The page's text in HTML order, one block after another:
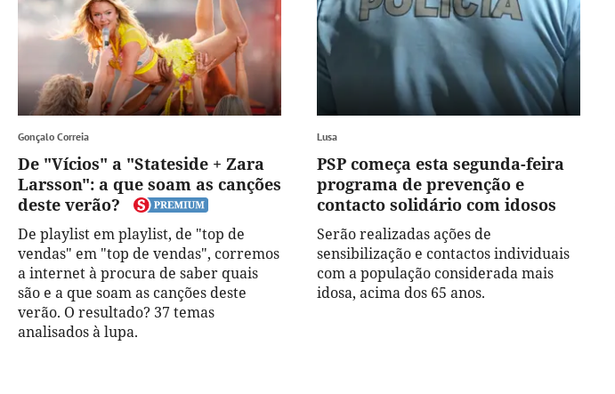
Gonçalo Correia
De "Vícios" a "Stateside + Zara
Larsson": a que soam as canções
deste verão?
De playlist em playlist, de "top de
vendas" em "top de vendas", corremos
a internet à procura de saber quais
são e a que soam as canções deste
verão. O resultado? 37 temas
analisados à lupa.
Lusa
PSP começa esta segunda-feira
programa de prevenção e
contacto solidário com idosos
Serão realizadas ações de
sensibilização e contactos individuais
com a população considerada mais
idosa, acima dos 65 anos.